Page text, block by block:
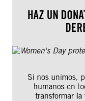
HAZ UN
Si nos unimos,
humanos en
transformar la